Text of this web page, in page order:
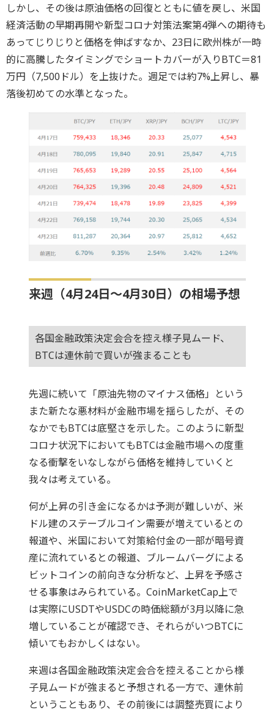
しかし、その後は原油価格の回復とともに値を戻し、米国
経済活動の早期再開や新型コロナ対策法案第4弾への期待も
あってじりじりと価格を伸ばすなか、23日に欧州株が一時
的に高騰したタイミングでショートカバーが入りBTC＝81
万円（7,500ドル）を上抜けた。週足では約7%上昇し、暴
落後初めての水準となった。
来週（4月24日～4月30日）の相場予想
各国金融政策決定会合を控え様子見ムード、
BTCは連休前で買いが強まることも
先週に続いて「原油先物のマイナス価格」という
また新たな悪材料が金融市場を揺らしたが、その
なかでもBTCは底堅さを示した。このように新型
コロナ状況下においてもBTCは金融市場への度重
なる衝撃をいなしながら価格を維持していくと
我々は考えている。
何が上昇の引き金になるかは予測が難しいが、米
ドル建のステーブルコイン需要が増えているとの
報道や、米国において対策給付金の一部が暗号資
産に流れているとの報道、ブルームバーグによる
ビットコインの前向きな分析など、上昇を予感さ
せる事象はみられている。CoinMarketCap上で
は実際にUSDTやUSDCの時価総額が3月以降に急
増していることが確認でき、それらがいつBTCに
傾いてもおかしくはない。
来週は各国金融政策決定会合を控えることから様
子見ムードが強まると予想される一方で、連休前
ということもあり、その前後には調整売買により